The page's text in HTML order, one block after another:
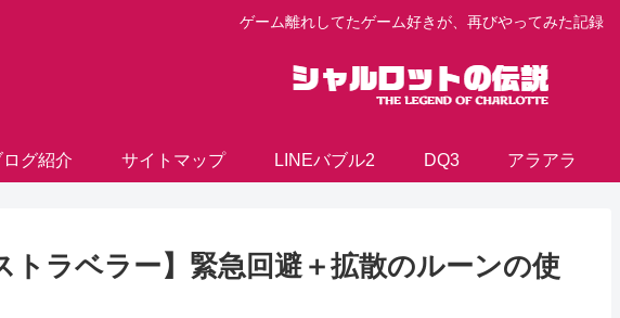
ゲーム離れしてたゲーム好きが、再びやってみた記録
ログ紹介 サイトマップ LINEバブル2 DQ3 アラアラ
トラベラー】緊急回避＋拡散のルーンの使